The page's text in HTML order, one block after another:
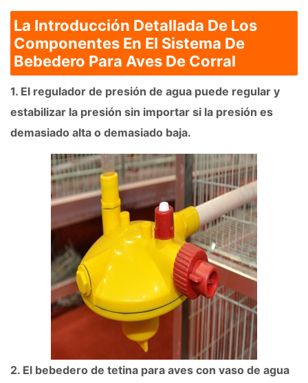
La Introducción Detallada De Los
Componentes En El Sistema De
Bebedero Para Aves De Corral
1. El regulador de presión de agua puede regular y
estabilizar la presión sin importar si la presión es
demasiado alta o demasiado baja.
2. El bebedero de tetina para aves con vaso de agua